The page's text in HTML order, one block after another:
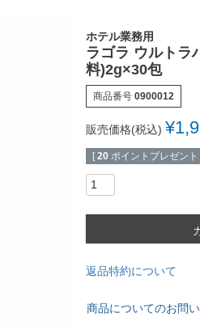
ホテル業務用
ラゴラ ウルトラ
料)2g×30包
商品番号 0900012
販売価格(税込) ¥
[ 20 ポイントプレゼント
返品特約について
商品についてのお問